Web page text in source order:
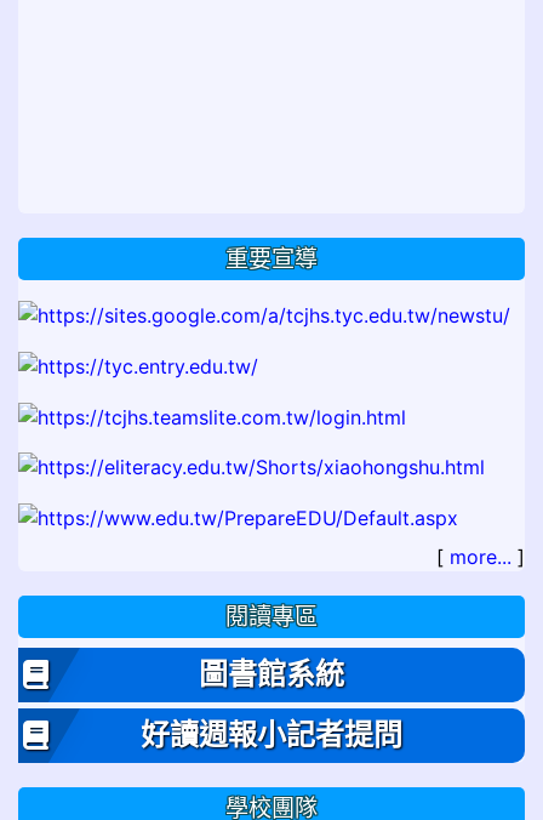
重要宣導
[ more... ]
閱讀專區
圖書館系統
好讀週報小記者提問
學校團隊